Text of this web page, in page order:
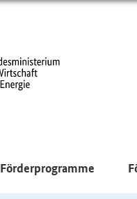
Förderprogramme